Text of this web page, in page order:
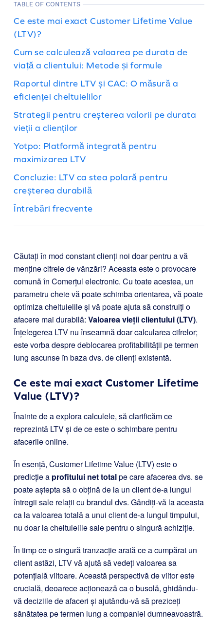
TABLE OF CONTENTS
Ce este mai exact Customer Lifetime Value
(LTV)?
Cum se calculează valoarea pe durata de
viață a clientului: Metode și formule
Raportul dintre LTV și CAC: O măsură a
eficienței cheltuielilor
Strategii pentru creșterea valorii pe durata
vieții a clienților
Yotpo: Platformă integrată pentru
maximizarea LTV
Concluzie: LTV ca stea polară pentru
creșterea durabilă
Întrebări frecvente
Căutați în mod constant clienți noi doar pentru a vă
menține cifrele de vânzări? Aceasta este o provocare
comună în Comerțul electronic. Cu toate acestea, un
parametru cheie vă poate schimba orientarea, vă poate
optimiza cheltuielile și vă poate ajuta să construiți o
afacere mai durabilă: Valoarea vieții clientului (LTV).
Înțelegerea LTV nu înseamnă doar calcularea cifrelor;
este vorba despre deblocarea profitabilității pe termen
lung ascunse în baza dvs. de clienți existentă.
Ce este mai exact Customer Lifetime
Value (LTV)?
Înainte de a explora calculele, să clarificăm ce
reprezintă LTV și de ce este o schimbare pentru
afacerile online.
În esență, Customer Lifetime Value (LTV) este o
predicție a profitului net totalpe care afacerea dvs. se
poate aștepta să o obțină de la un client de-a lungul
întregii sale relații cu brandul dvs. Gândiți-vă la aceasta
ca la valoarea totală a unui client de-a lungul timpului,
nu doar la cheltuielile sale pentru o singură achiziție.
În timp ce o singură tranzacție arată ce a cumpărat un
client astăzi, LTV vă ajută să vedeți valoarea sa
potențială viitoare. Această perspectivă de viitor este
crucială, deoarece acționează ca o busolă, ghidându-
vă deciziile de afaceri și ajutându-vă să preziceți
sănătatea pe termen lung a companiei dumneavoastră.